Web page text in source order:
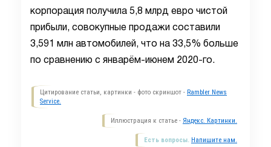
корпорация получила 5,8 млрд евро чистой
прибыли, совокупные продажи составили
3,591 млн автомобилей, что на 33,5% больше
по сравнению с январём-июнем 2020-го.
Цитирование статьи, картинки - фото скриншот - Rambler News
Service.
Иллюстрация к статье - Яндекс. Картинки.
Есть вопросы. Напишите нам.